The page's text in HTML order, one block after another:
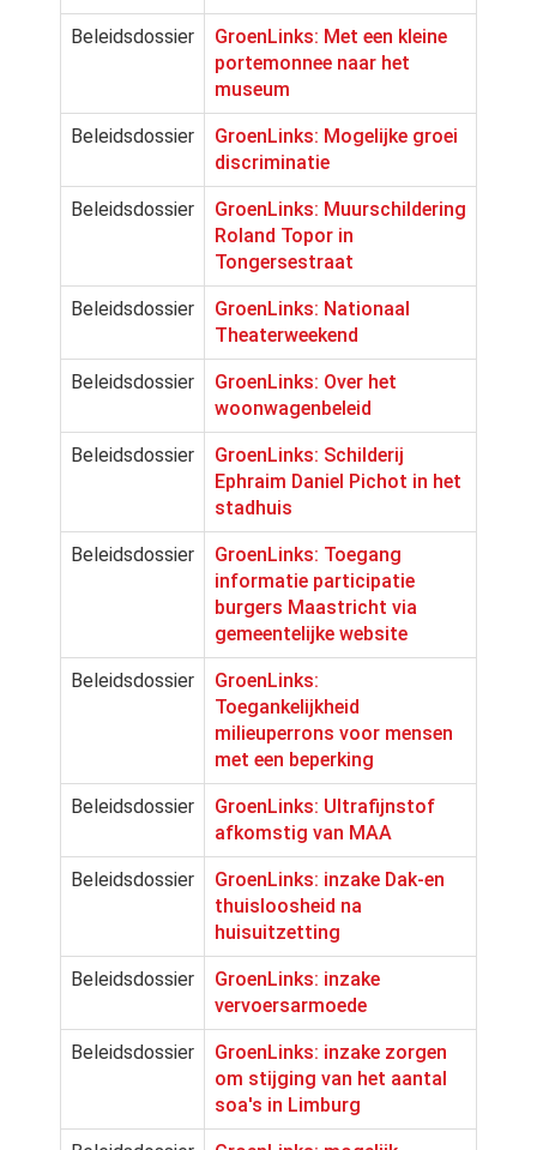
Beleidsdossier
GroenLinks: Met een kleine
portemonnee naar het
museum
Beleidsdossier
GroenLinks: Mogelijke groei
discriminatie
Beleidsdossier
GroenLinks: Muurschildering
Roland Topor in
Tongersestraat
Beleidsdossier
GroenLinks: Nationaal
Theaterweekend
Beleidsdossier
GroenLinks: Over het
woonwagenbeleid
Beleidsdossier
GroenLinks: Schilderij
Ephraim Daniel Pichot in het
stadhuis
Beleidsdossier
GroenLinks: Toegang
informatie participatie
burgers Maastricht via
gemeentelijke website
Beleidsdossier
GroenLinks:
Toegankelijkheid
milieuperrons voor mensen
met een beperking
Beleidsdossier
GroenLinks: Ultrafijnstof
afkomstig van MAA
Beleidsdossier
GroenLinks: inzake Dak-en
thuisloosheid na
huisuitzetting
Beleidsdossier
GroenLinks: inzake
vervoersarmoede
Beleidsdossier
GroenLinks: inzake zorgen
om stijging van het aantal
soa's in Limburg